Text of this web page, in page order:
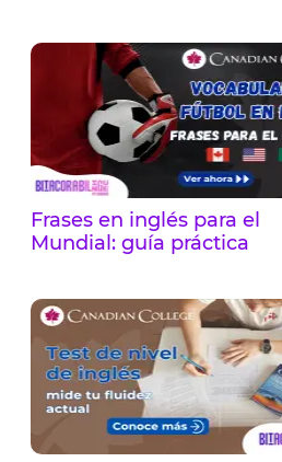
Frases en inglés para el
Mundial: guía práctica